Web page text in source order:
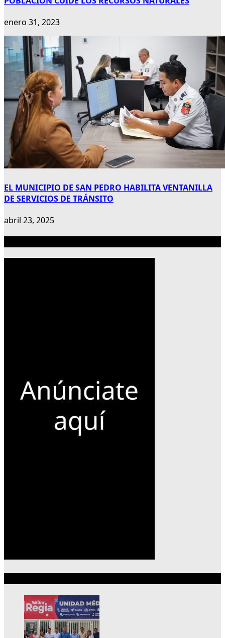
enero 31, 2023
EL MUNICIPIO DE SAN PEDRO HABILITA VENTANILLA
DE SERVICIOS DE TRÁNSITO
abril 23, 2025